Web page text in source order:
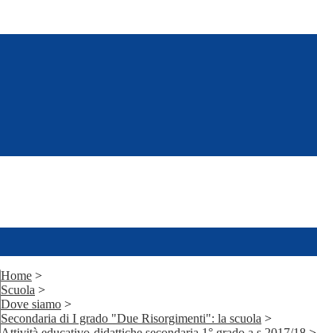
Home >
Scuola >
Dove siamo >
Secondaria di I grado "Due Risorgimenti": la scuola >